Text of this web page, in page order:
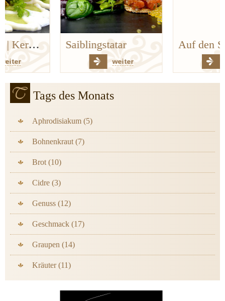
Saiblingstatar Auf den Spuren der Bergischen Küchenklassiker
Tags des Monats
Aphrodisiakum (5)
Bohnenkraut (7)
Brot (10)
Cidre (3)
Genuss (12)
Geschmack (17)
Graupen (14)
Kräuter (11)